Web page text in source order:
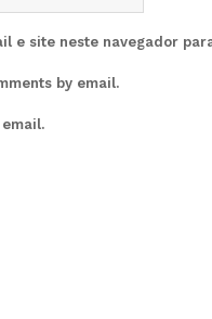
e site neste navegador
by email.